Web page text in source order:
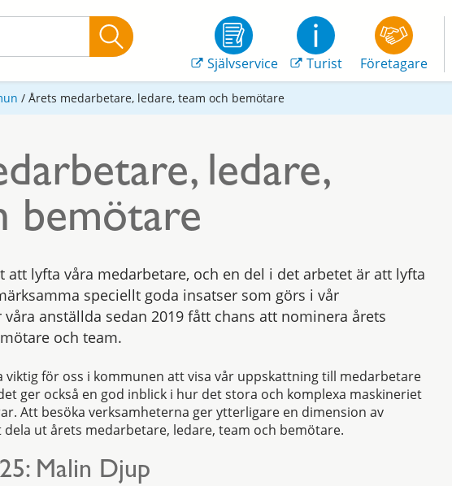
Självservice Turist Företagare
/ Årets medarbetare, ledare, team och bemötare
ledare,
bemötare
att lyfta våra medarbetare, och en del i det arbetet är att lyfta
speciellt goda insatser som görs i vår
anställda sedan 2019 fått chans att nominera årets
och team.
viktig för oss i kommunen att visa vår uppskattning till medarbetare
ger också en god inblick i hur det stora och komplexa maskineriet
Att besöka verksamheterna ger ytterligare en dimension av
ut årets medarbetare, ledare, team och bemötare.
Malin Djup